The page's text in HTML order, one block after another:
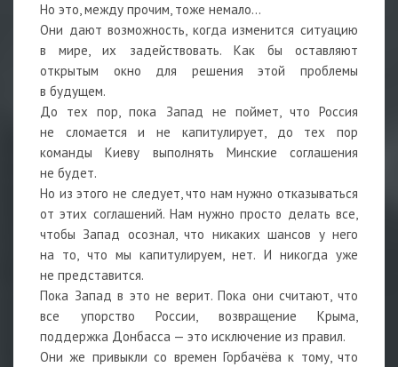
Но это, между прочим, тоже немало…
Они дают возможность, когда изменится ситуацию
в мире, их задействовать. Как бы оставляют
открытым окно для решения этой проблемы
в будущем.
До тех пор, пока Запад не поймет, что Россия
не сломается и не капитулирует, до тех пор
команды Киеву выполнять Минские соглашения
не будет.
Но из этого не следует, что нам нужно отказываться
от этих соглашений. Нам нужно просто делать все,
чтобы Запад осознал, что никаких шансов у него
на то, что мы капитулируем, нет. И никогда уже
не представится.
Пока Запад в это не верит. Пока они считают, что
все упорство России, возвращение Крыма,
поддержка Донбасса — это исключение из правил.
Они же привыкли со времен Горбачёва к тому, что